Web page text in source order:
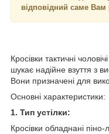
відповідний саме
Кросівки тактичні
шукає надійне взуття з
Вони призначені для
Основні характеристики:
1. Тип устілки:
Кросівки обладнані